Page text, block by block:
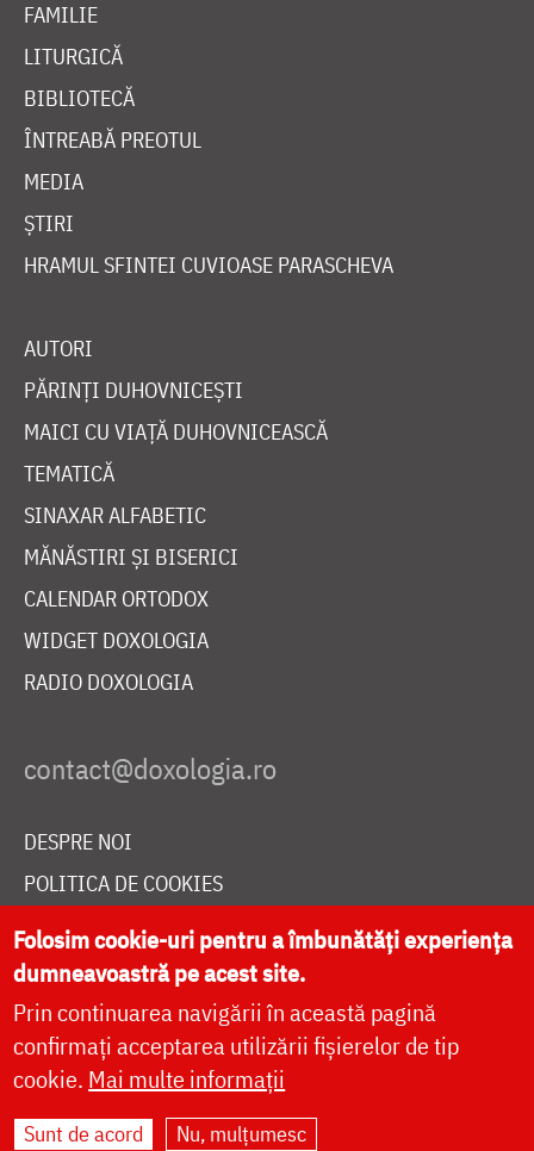
FAMILIE
LITURGICĂ
BIBLIOTECĂ
ÎNTREABĂ PREOTUL
MEDIA
ȘTIRI
HRAMUL SFINTEI CUVIOASE PARASCHEVA
AUTORI
PĂRINȚI DUHOVNICEȘTI
MAICI CU VIAȚĂ DUHOVNICEASCĂ
TEMATICĂ
SINAXAR ALFABETIC
MĂNĂSTIRI ȘI BISERICI
CALENDAR ORTODOX
WIDGET DOXOLOGIA
RADIO DOXOLOGIA
DESPRE NOI
POLITICA DE COOKIES
DONEAZĂ ONLINE PENTRU CATEDRALA NAȚIONALĂ
LIVE
Site dezvoltat deDOXOLOGIA MEDIA
Folosim cookie-uri pentru a îmbunătăți experiența
dumneavoastră pe acest site.
Prin continuarea navigării în această pagină
confirmați acceptarea utilizării fișierelor de tip
cookie. Mai multe informații
Sunt de acord Nu, mulțumesc